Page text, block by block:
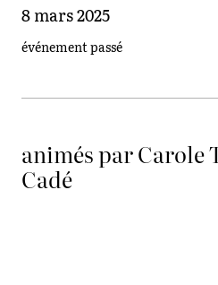
8 mars 2025
événement passé
animés par Carole
Cadé